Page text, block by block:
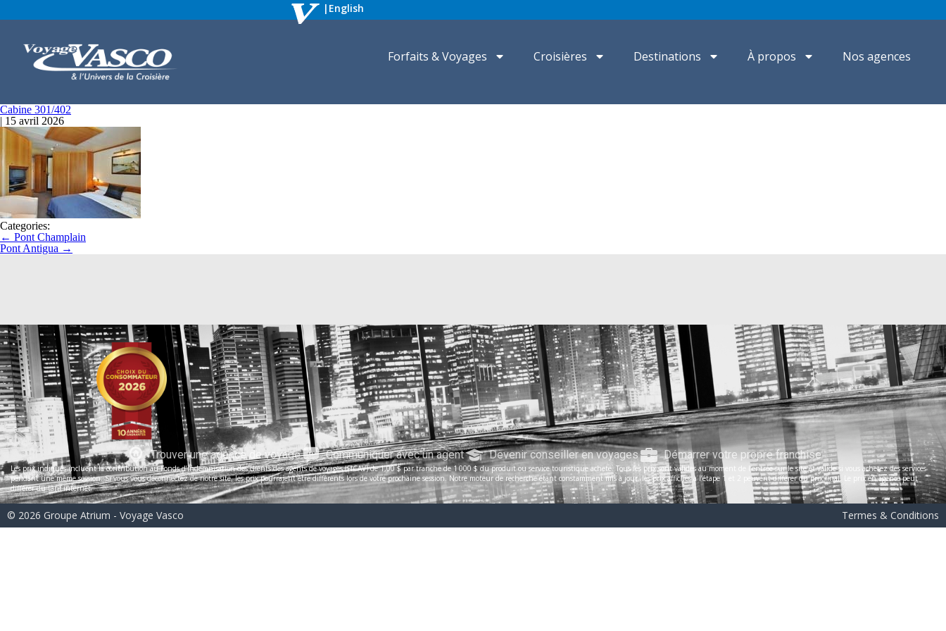
| English
Forfaits & Voyages Croisières Destinations À propos Nos agences
Cabine 301/402
| 15 avril 2026
Categories:
← Pont Champlain
Pont Antigua →
Trouver une agence de voyage Communiquer avec un agent Devenir conseiller en voyages Démarrer votre propre franchise
Les prix indiqués incluent la contribution au Fonds d’indemnisation des clients des agents de voyages (FICAV) de 1,00 $ par tranche de 1 000 $ du produit ou service touristique acheté. Tous les prix sont valides au moment de l’entrée sur le site et valide si vous achetez des services
pendant une même session. Si vous vous déconnectez de notre site, les prix pourraient être différents lors de votre prochaine session. Notre moteur de recherche étant constamment mis à jour, les prix affichés à l’étape 1 et 2 peuvent différer du prix final. Le prix en agence peut
différer du tarif internet.
© 2026 Groupe Atrium - Voyage Vasco Termes & Conditions